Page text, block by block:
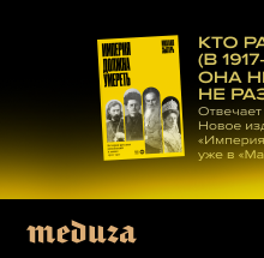
материалам